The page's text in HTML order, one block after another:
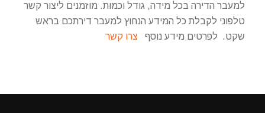
למעבר הדירה בכל מידה, גודל וכמות. מוזמנים ליצור קשר
טלפוני לקבלת כל המידע הנחוץ למעבר דירתכם בראש
שקט. לפרטים מידע נוסף צרו קשר